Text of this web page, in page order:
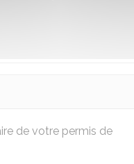
de votre permis de